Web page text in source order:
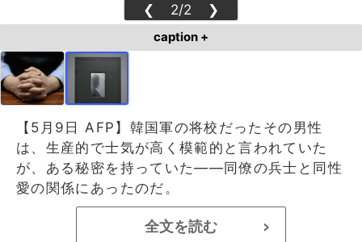
❮ 2/2 ❯
caption +
【5月9日 AFP】韓国軍の将校だったその男性
は、生産的で士気が高く模範的と言われていた
が、ある秘密を持っていた――同僚の兵士と同性
愛の関係にあったのだ。
全文を読む >